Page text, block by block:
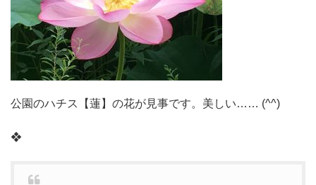
公園のハチス【蓮】の花が見事です。美しい…… (^^)
❖